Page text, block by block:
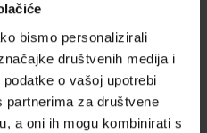
bismo personalizirali
društvenih medija i
o vašoj upotrebi
partnerima za društvene
a oni ih mogu kombinirati s